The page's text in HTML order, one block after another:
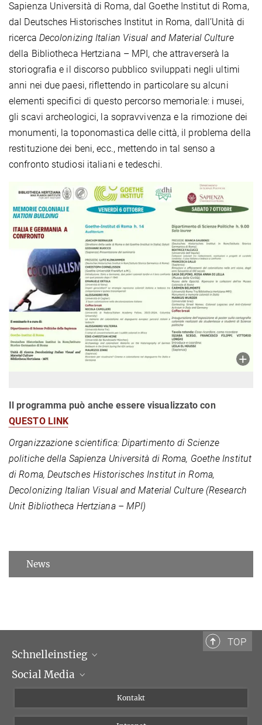
Sapienza Università di Roma, dal Goethe Institut di Roma,
dal Deutsches Historisches Institut in Roma, dall’Unità di
ricerca Decolonizing Italian Visual and Material Culture
della Bibliotheca Hertziana – MPI, che attraverserà la
storiografia e il discorso pubblico sviluppati negli ultimi
anni nei due paesi, riflettendo in particolare su alcuni
elementi specifici di questo percorso memoriale: i musei,
gli scavi archeologici, la sopravvivenza e la rimozione dei
monumenti, la toponomastica delle città, il problema della
restituzione dei beni, ecc., mettendo in tal senso a
confronto studiosi italiani e tedeschi.
Il programma può anche essere visualizzato con
QUESTO LINK
Organizzazione scientifica: Dipartimento di Scienze
politiche della Sapienza Università di Roma, Goethe Institut
di Roma, Deutsches Historisches Institut in Roma,
Decolonizing Italian Visual and Material Culture (Research
Unit Bibliotheca Hertziana – MPI)
News
TOP
Schnelleinstieg
Wissenschaftliche Abteilungen
Social Media
Kontakt